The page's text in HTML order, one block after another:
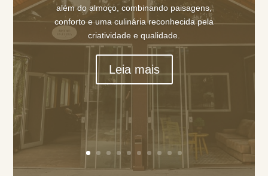
além do almoço, combinando paisagens,
conforto e uma culinária reconhecida pela
criatividade e qualidade.
Leia mais